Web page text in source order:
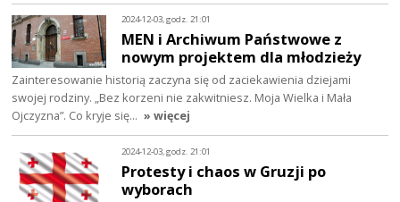
2024-12-03, godz. 21:01
MEN i Archiwum Państwowe z
nowym projektem dla młodzieży
Zainteresowanie historią zaczyna się od zaciekawienia dziejami
swojej rodziny. „Bez korzeni nie zakwitniesz. Moja Wielka i Mała
Ojczyzna”. Co kryje się… » więcej
2024-12-03, godz. 21:01
Protesty i chaos w Gruzji po
wyborach